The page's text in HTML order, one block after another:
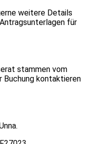
weitere Details
für
stammen vom
Buchung kontaktieren